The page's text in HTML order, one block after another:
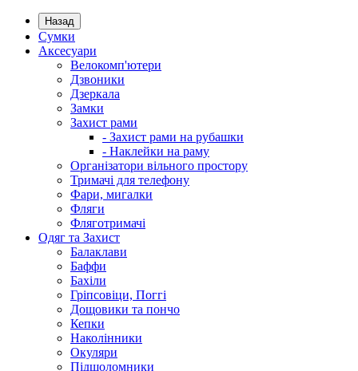
Назад
Сумки
Аксесуари
Велокомп'ютери
Дзвоники
Дзеркала
Замки
Захист рами
- Захист рами на рубашки
- Наклейки на раму
Організатори вільного простору
Тримачі для телефону
Фари, мигалки
Фляги
Фляготримачі
Одяг та Захист
Балаклави
Баффи
Бахіли
Гріпсовіци, Поггі
Дощовики та пончо
Кепки
Наколінники
Окуляри
Підшоломники